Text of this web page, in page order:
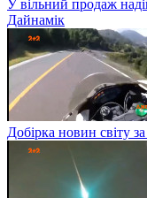
У вільний продаж
Дайнамік
Добірка новин світу